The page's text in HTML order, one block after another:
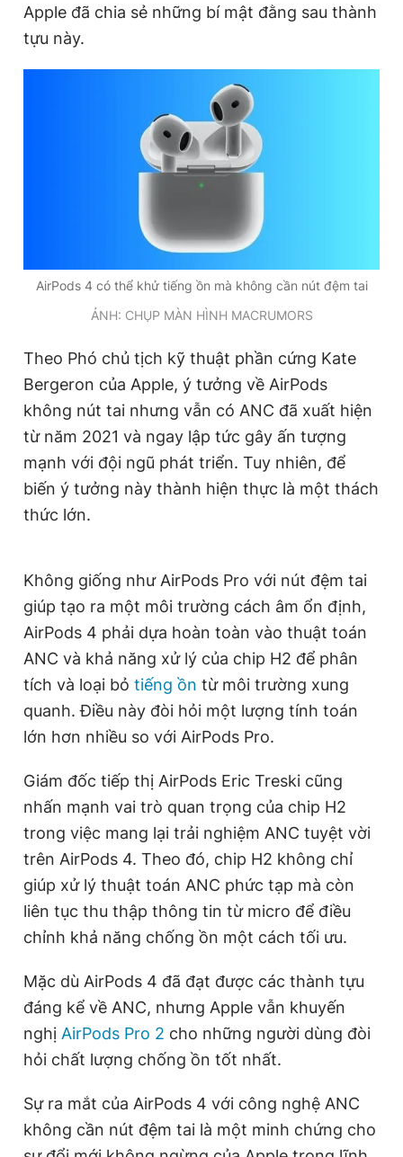
Đọc Thanh Niên trên điện thoại
Hotline
0906 645 777
Liên hệ quảng cáo
Đặt báo Quảng cáo RSS Tòa soạn Chính sách bảo
Tổng biên tập: Nguyễn Ngọc Toàn
Phó tổng biên tập thường trực: Hải Thành
Phó tổng biên tập: Lâm Hiếu Dũng
Phó tổng biên tập: Trần Việt Hưng
Tổng thư ký tòa soạn: Đức Trung
Giấy phép xuất bản số 110/GP - BTTTT cấp ngày 24.3.2020
© 2003-2026 Bản quyền thuộc về Báo Thanh Niên. Cấm sao
chép dưới mọi hình thức nếu không có sự chấp thuận bằng văn
Apple đã chia sẻ những bí mật đằng sau thành
tựu này.
AirPods 4 có thể khử tiếng ồn mà không cần nút đệm tai
ẢNH: CHỤP MÀN HÌNH MACRUMORS
Theo Phó chủ tịch kỹ thuật phần cứng Kate
Bergeron của Apple, ý tưởng về AirPods
không nút tai nhưng vẫn có ANC đã xuất hiện
từ năm 2021 và ngay lập tức gây ấn tượng
mạnh với đội ngũ phát triển. Tuy nhiên, để
biến ý tưởng này thành hiện thực là một thách
thức lớn.
Không giống như AirPods Pro với nút đệm tai
giúp tạo ra một môi trường cách âm ổn định,
AirPods 4 phải dựa hoàn toàn vào thuật toán
ANC và khả năng xử lý của chip H2 để phân
tích và loại bỏ tiếng ồn từ môi trường xung
quanh. Điều này đòi hỏi một lượng tính toán
lớn hơn nhiều so với AirPods Pro.
Giám đốc tiếp thị AirPods Eric Treski cũng
nhấn mạnh vai trò quan trọng của chip H2
trong việc mang lại trải nghiệm ANC tuyệt vời
trên AirPods 4. Theo đó, chip H2 không chỉ
giúp xử lý thuật toán ANC phức tạp mà còn
liên tục thu thập thông tin từ micro để điều
chỉnh khả năng chống ồn một cách tối ưu.
Mặc dù AirPods 4 đã đạt được các thành tựu
đáng kể về ANC, nhưng Apple vẫn khuyến
nghị AirPods Pro 2 cho những người dùng đòi
hỏi chất lượng chống ồn tốt nhất.
Sự ra mắt của AirPods 4 với công nghệ ANC
không cần nút đệm tai là một minh chứng cho